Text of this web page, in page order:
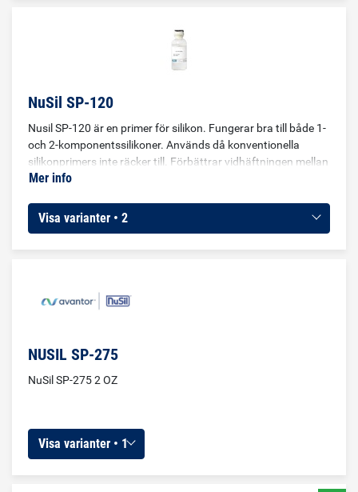
NuSil SP-120
Nusil SP-120 är en primer för silikon. Fungerar bra till både 1-
och 2-komponentssilikoner. Används då konventionella
silikonprimers inte räcker till. Förbättrar vidhäftningen mellan
silikoner och substrat så som metaller, glas, plaster och
Mer info
Visa varianter • 2
NUSIL SP-275
NuSil SP-275 2 OZ
Visa varianter • 1